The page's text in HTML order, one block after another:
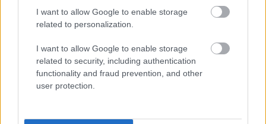
I want to allow Google to enable storage
related to personalization.
I want to allow Google to enable storage
related to security, including authentication
functionality and fraud prevention, and other
user protection.